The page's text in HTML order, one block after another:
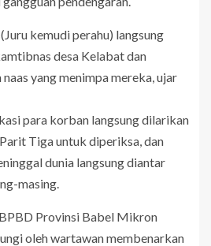
kemudi perahu) langsung
desa Kelabat dan
yang menimpa mereka, ujar
para korban langsung dilarikan
Tiga untuk diperiksa, dan
dunia langsung diantar
masing.
Provinsi Babel Mikron
oleh wartawan membenarkan